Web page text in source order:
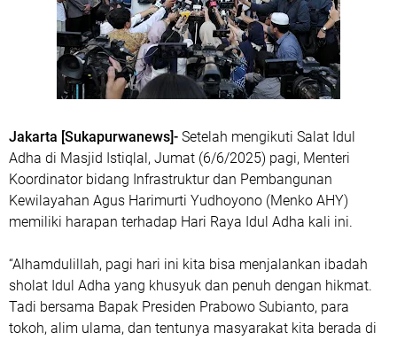
Jakarta [Sukapurwanews]- Setelah mengikuti Salat Idul
Adha di Masjid Istiqlal, Jumat (6/6/2025) pagi, Menteri
Koordinator bidang Infrastruktur dan Pembangunan
Kewilayahan Agus Harimurti Yudhoyono (Menko AHY)
memiliki harapan terhadap Hari Raya Idul Adha kali ini.
“Alhamdulillah, pagi hari ini kita bisa menjalankan ibadah
sholat Idul Adha yang khusyuk dan penuh dengan hikmat.
Tadi bersama Bapak Presiden Prabowo Subianto, para
tokoh, alim ulama, dan tentunya masyarakat kita berada di